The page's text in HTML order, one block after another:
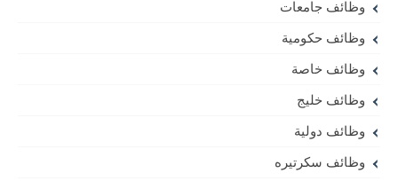
وظائف جامعات
وظائف حكومية
وظائف خاصة
وظائف خليج
وظائف دولية
وظائف سكرتيره